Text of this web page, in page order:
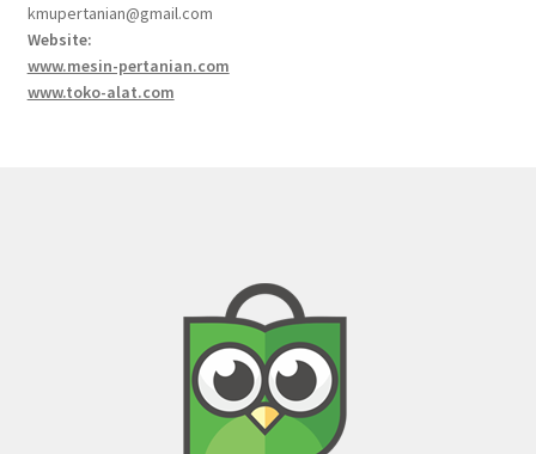
kmupertanian@gmail.com
Website:
www.mesin-pertanian.com
www.toko-alat.com